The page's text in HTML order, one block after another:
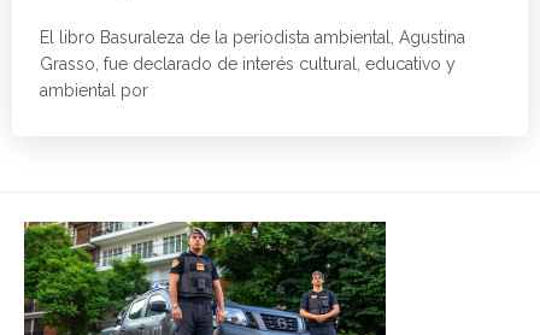
El libro Basuraleza de la periodista ambiental, Agustina
Grasso, fue declarado de interés cultural, educativo y
ambiental por